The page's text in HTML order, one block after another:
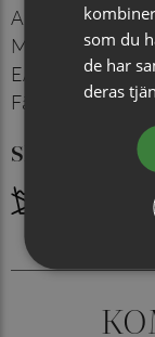
Artikelnummer:
Material
:
EAN
Färg
Skötselråd
som du
de har
deras